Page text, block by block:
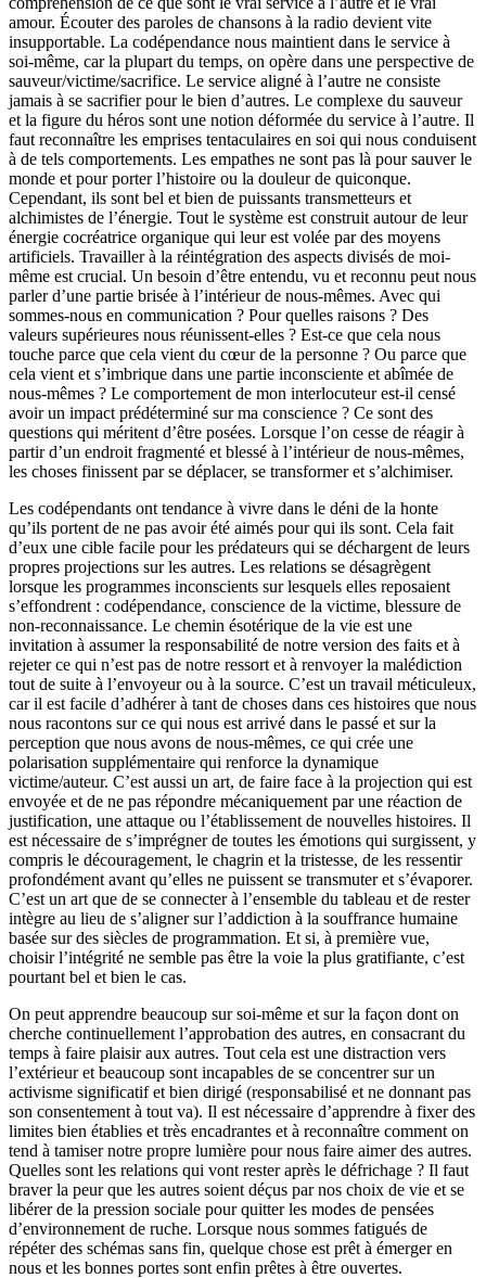
amour. Écouter des paroles de chansons à la radio devient vite
insupportable. La codépendance nous maintient dans le service à
soi-même, car la plupart du temps, on opère dans une perspective de
sauveur/victime/sacrifice. Le service aligné à l’autre ne consiste
jamais à se sacrifier pour le bien d’autres. Le complexe du sauveur
et la figure du héros sont une notion déformée du service à l’autre. Il
faut reconnaître les emprises tentaculaires en soi qui nous conduisent
à de tels comportements. Les empathes ne sont pas là pour sauver le
monde et pour porter l’histoire ou la douleur de quiconque.
Cependant, ils sont bel et bien de puissants transmetteurs et
alchimistes de l’énergie. Tout le système est construit autour de leur
énergie cocréatrice organique qui leur est volée par des moyens
artificiels. Travailler à la réintégration des aspects divisés de moi-
même est crucial. Un besoin d’être entendu, vu et reconnu peut nous
parler d’une partie brisée à l’intérieur de nous-mêmes. Avec qui
sommes-nous en communication ? Pour quelles raisons ? Des
valeurs supérieures nous réunissent-elles ? Est-ce que cela nous
touche parce que cela vient du cœur de la personne ? Ou parce que
cela vient et s’imbrique dans une partie inconsciente et abîmée de
nous-mêmes ? Le comportement de mon interlocuteur est-il censé
avoir un impact prédéterminé sur ma conscience ? Ce sont des
questions qui méritent d’être posées. Lorsque l’on cesse de réagir à
partir d’un endroit fragmenté et blessé à l’intérieur de nous-mêmes,
les choses finissent par se déplacer, se transformer et s’alchimiser.
Les codépendants ont tendance à vivre dans le déni de la honte
qu’ils portent de ne pas avoir été aimés pour qui ils sont. Cela fait
d’eux une cible facile pour les prédateurs qui se déchargent de leurs
propres projections sur les autres. Les relations se désagrègent
lorsque les programmes inconscients sur lesquels elles reposaient
s’effondrent : codépendance, conscience de la victime, blessure de
non-reconnaissance. Le chemin ésotérique de la vie est une
invitation à assumer la responsabilité de notre version des faits et à
rejeter ce qui n’est pas de notre ressort et à renvoyer la malédiction
tout de suite à l’envoyeur ou à la source. C’est un travail méticuleux,
car il est facile d’adhérer à tant de choses dans ces histoires que nous
nous racontons sur ce qui nous est arrivé dans le passé et sur la
perception que nous avons de nous-mêmes, ce qui crée une
polarisation supplémentaire qui renforce la dynamique
victime/auteur. C’est aussi un art, de faire face à la projection qui est
envoyée et de ne pas répondre mécaniquement par une réaction de
justification, une attaque ou l’établissement de nouvelles histoires. Il
est nécessaire de s’imprégner de toutes les émotions qui surgissent, y
compris le découragement, le chagrin et la tristesse, de les ressentir
profondément avant qu’elles ne puissent se transmuter et s’évaporer.
C’est un art que de se connecter à l’ensemble du tableau et de rester
intègre au lieu de s’aligner sur l’addiction à la souffrance humaine
basée sur des siècles de programmation. Et si, à première vue,
choisir l’intégrité ne semble pas être la voie la plus gratifiante, c’est
pourtant bel et bien le cas.
On peut apprendre beaucoup sur soi-même et sur la façon dont on
cherche continuellement l’approbation des autres, en consacrant du
temps à faire plaisir aux autres. Tout cela est une distraction vers
l’extérieur et beaucoup sont incapables de se concentrer sur un
activisme significatif et bien dirigé (responsabilisé et ne donnant pas
son consentement à tout va). Il est nécessaire d’apprendre à fixer des
limites bien établies et très encadrantes et à reconnaître comment on
tend à tamiser notre propre lumière pour nous faire aimer des autres.
Quelles sont les relations qui vont rester après le défrichage ? Il faut
braver la peur que les autres soient déçus par nos choix de vie et se
libérer de la pression sociale pour quitter les modes de pensées
d’environnement de ruche. Lorsque nous sommes fatigués de
répéter des schémas sans fin, quelque chose est prêt à émerger en
nous et les bonnes portes sont enfin prêtes à être ouvertes.